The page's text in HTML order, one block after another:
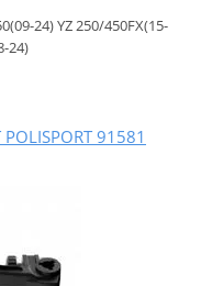
24) YZ 250/450FX(15-
24)
91581